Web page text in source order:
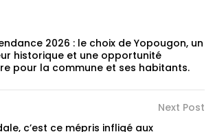
2026 : le choix de Yopougon, un
historique et une opportunité
pour la commune et ses habitants.
Next Post
c’est ce mépris infligé aux